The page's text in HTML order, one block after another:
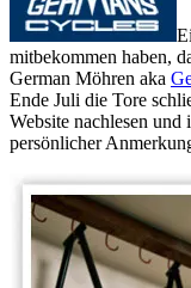
mitbekommen haben,
German Möhren aka
Ende Juli die Tore
Website nachlesen
persönlicher